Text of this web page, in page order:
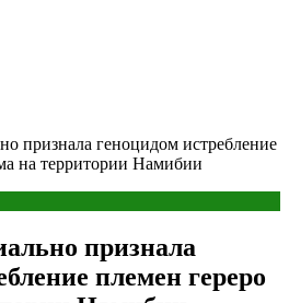
признала геноцидом истребление
на территории Намибии
признала
племен гереро